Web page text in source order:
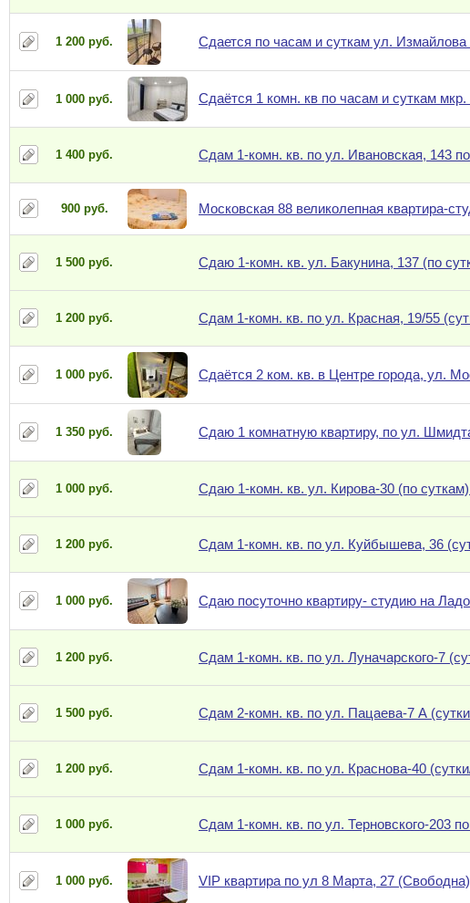
1 200 руб. Сдается по часам и суткам ул.
1 000 руб. Сдаётся 1 комн. кв по часам и суткам
1 400 руб. Сдам 1-комн. кв. по ул. Ивановская, 143
900 руб. Московская 88 великолепная квартира-
1 500 руб. Сдаю 1-комн. кв. ул. Бакунина, 137 (по
1 200 руб. Сдам 1-комн. кв. по ул. Красная, 19/55
1 000 руб. Сдаётся 2 ком. кв. в Центре города, ул.
1 350 руб. Сдаю 1 комнатную квартиру, по ул.
1 000 руб. Сдаю 1-комн. кв. ул. Кирова-30 (по
1 200 руб. Сдам 1-комн. кв. по ул. Куйбышева, 36
1 000 руб. Сдаю посуточно квартиру- студию на
1 200 руб. Сдам 1-комн. кв. по ул. Луначарского-7
1 500 руб. Сдам 2-комн. кв. по ул. Пацаева-7 А
1 200 руб. Сдам 1-комн. кв. по ул. Краснова-40
1 000 руб. Сдам 1-комн. кв. по ул. Терновского-203
1 000 руб. VIP квартира по ул 8 Марта, 27 (Свободна)